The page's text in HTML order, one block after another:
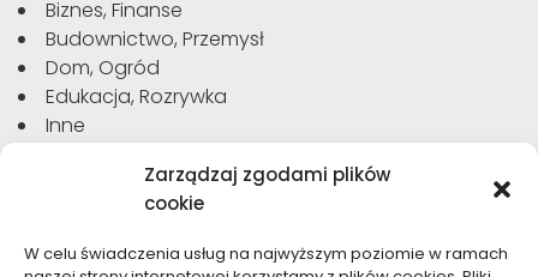
Zarządzaj zgodami plików
cookie
W celu świadczenia usług na najwyższym poziomie w ramach
Biznes, Finanse
Budownictwo, Przemysł
Dom, Ogród
Edukacja, Rozrywka
Inne
Motoryzacja, Transport
Sport, Turystyka
Technologie
Usługi